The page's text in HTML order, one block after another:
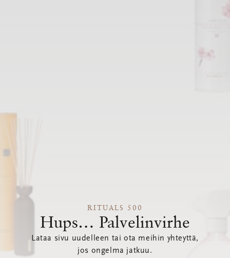
RITUALS 500
Hups… Palvelinvirhe
Lataa sivu uudelleen tai ota meihin yhteyttä,
jos ongelma jatkuu.